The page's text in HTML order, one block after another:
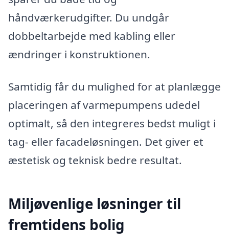
håndværkerudgifter. Du undgår
dobbeltarbejde med kabling eller
ændringer i konstruktionen.
Samtidig får du mulighed for at planlægge
placeringen af varmepumpens udedel
optimalt, så den integreres bedst muligt i
tag- eller facadeløsningen. Det giver et
æstetisk og teknisk bedre resultat.
Miljøvenlige løsninger til
fremtidens bolig